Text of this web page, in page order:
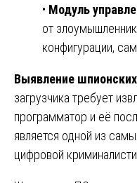
• Модуль
от
конфигурации,
Выявление
загрузчика требует
программатор и её
является одной из
цифровой